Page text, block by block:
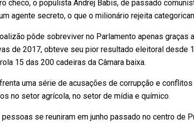
checo, o populista Andrej Babis, de passado
agente secreto, o que o milionário rejeita
pôde sobreviver no Parlamento apenas graças
de 2017, obteve seu pior resultado eleitoral desde
15 das 200 cadeiras da Câmara baixa.
uma série de acusações de corrupção e
no setor agrícola, no setor de mídia e químico.
se reuniram em junho passado no centro de